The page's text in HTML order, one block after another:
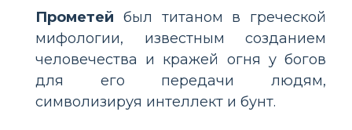
Прометей был титаном в греческой
мифологии, известным созданием
человечества и кражей огня у богов
для его передачи людям,
символизируя интеллект и бунт.